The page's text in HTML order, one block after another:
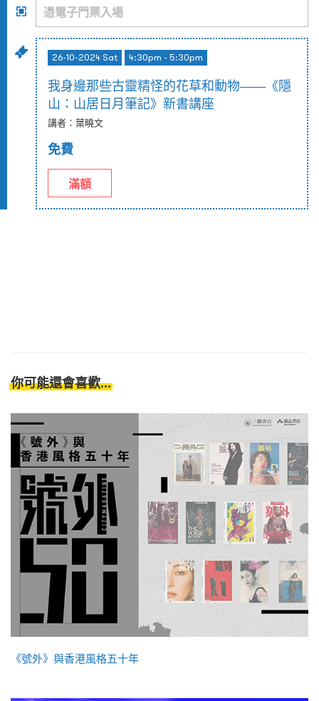
26-10-2024 Sat 4:30pm - 5:30pm
我身邊那些古靈精怪的花草和動物——《隱
山：山居日月筆記》新書講座
講者：葉曉文
免費
滿額
你可能還會喜歡...
《號外》與香港風格五十年